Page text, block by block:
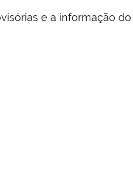
e a informação